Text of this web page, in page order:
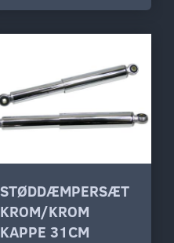
STØDDÆMPERSÆT
KROM/KROM
KAPPE 31CM